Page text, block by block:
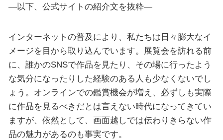
—以下、公式サイトの紹介文を抜粋—
インターネットの普及により、私たちは日々膨大なイ
メージを目から取り込んでいます。展覧会を訪れる前
に、誰かのSNSで作品を見たり、その場に行ったよう
な気分になったりした経験のある人も少なくないでし
ょう。オンラインでの鑑賞機会が増え、必ずしも実際
に作品を見るべきだとは言えない時代になってきてい
ますが、依然として、画面越しでは伝わりきらない作
品の魅力があるのも事実です。